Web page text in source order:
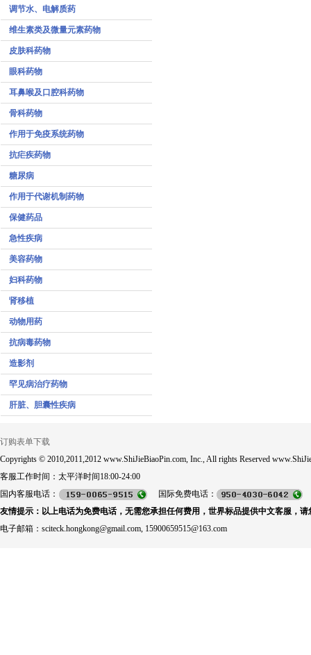
调节水、电解质药
维生素类及微量元素药物
皮肤科药物
眼科药物
耳鼻喉及口腔科药物
骨科药物
作用于免疫系统药物
抗疟疾药物
糖尿病
作用于代谢机制药物
保健药品
急性疾病
美容药物
妇科药物
肾移植
动物用药
抗病毒药物
造影剂
罕见病治疗药物
肝脏、胆囊性疾病
订购表单下载
Copyrights © 2010,2011,2012 www.ShiJieBiaoPin.com, Inc., All rights Reserved
客服工作时间：太平洋时间18:00-24:00
国内客服电话：
国际免费电话：
友情提示：以上电话为免费电话，无需您承担任何费用，世界标品提供中文客服，请
电子邮箱：sciteck.hongkong@gmail.com, 15900659515@163.com